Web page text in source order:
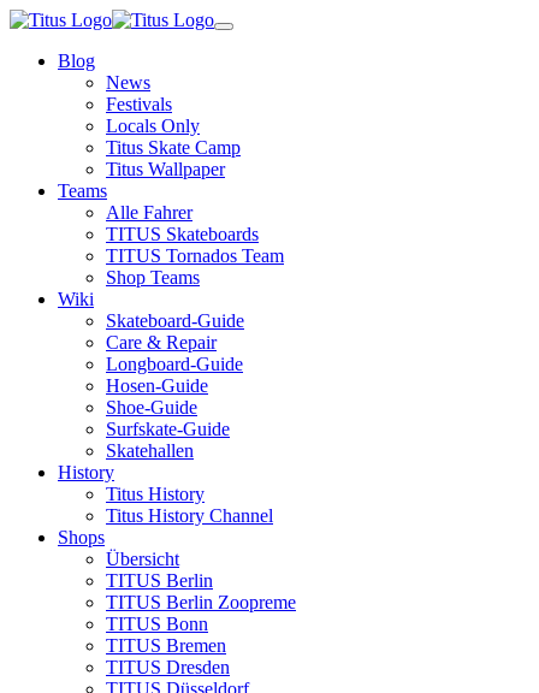
Skip
main
Toggle
Blog
News
Festivals
Locals Only
Titus Skate Camp
Titus Wallpaper
Teams
Alle Fahrer
TITUS Skateboards
TITUS Tornados Team
Shop Teams
Wiki
Skateboard-Guide
Care & Repair
Longboard-Guide
Hosen-Guide
Shoe-Guide
Surfskate-Guide
Skatehallen
History
Titus History
Titus History Channel
Shops
Übersicht
TITUS Berlin
TITUS Berlin Zoopreme
TITUS Bonn
TITUS Bremen
TITUS Dresden
TITUS Düsseldorf